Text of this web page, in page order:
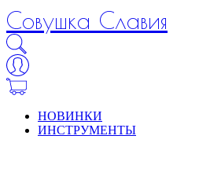
Совушка Славия
НОВИНКИ
ИНСТРУМЕНТЫ